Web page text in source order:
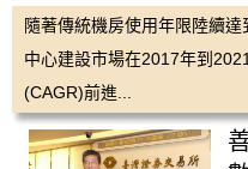
隨著傳統機房使用年限陸續
中心建設市場在2017年到
(CAGR)前進...